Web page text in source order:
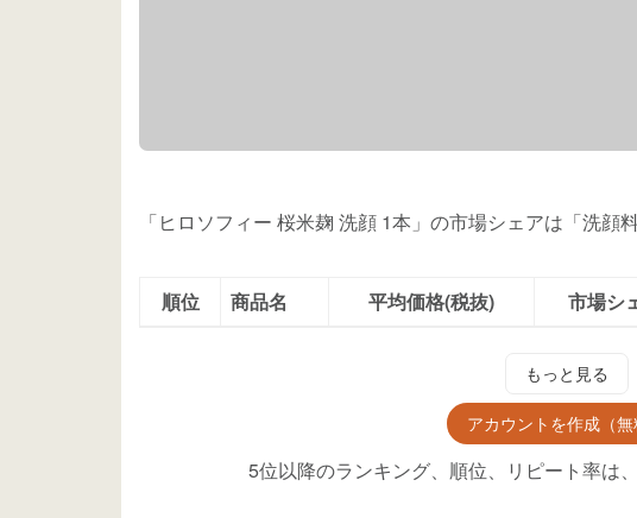
「ヒロソフィー 桜米麹 洗顔 1本」の市場シェアは「洗顔料
順位 商品名 平均価格(税抜) 市場シ
もっと見る
アカウントを作成（無
5位以降のランキング、順位、リピート率は